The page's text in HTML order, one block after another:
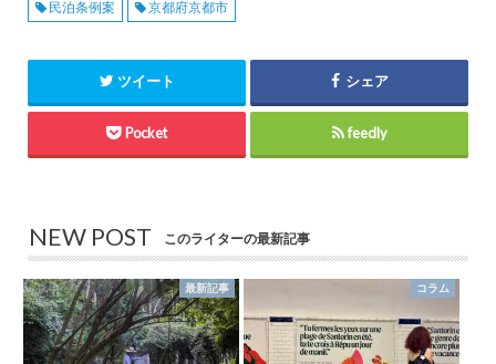
民泊条例案
京都府京都市
ツイート シェア
Pocket feedly
NEW POST このライターの最新記事
最新記事 コラム